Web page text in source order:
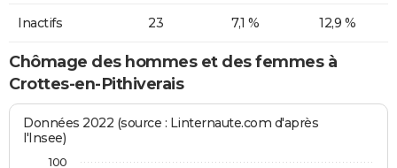
Inactifs 23 7,1 % 12,9 %
Chômage des hommes et des femmes à
Crottes-en-Pithiverais
Données 2022 (source : Linternaute.com d'après
l'Insee)
100